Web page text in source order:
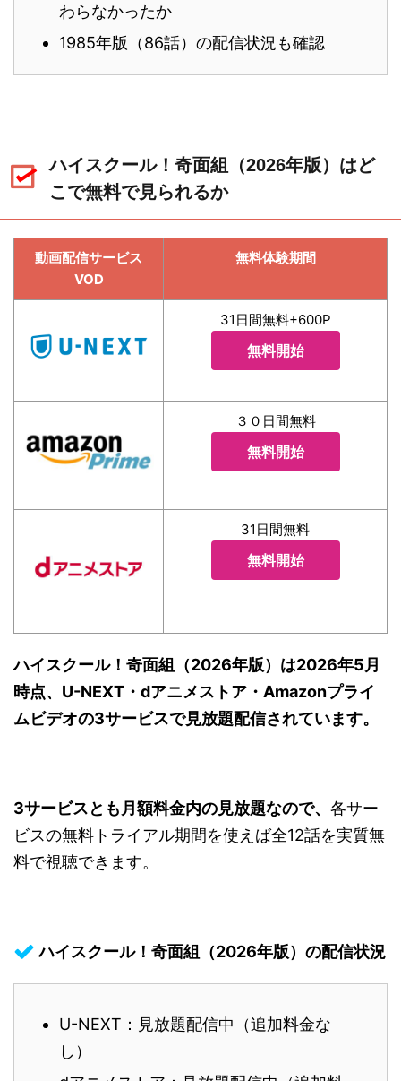
わらなかったか
1985年版（86話）の配信状況も確認
ハイスクール！奇面組（2026年版）はど
こで無料で見られるか
動画配信サービス
VOD
無料体験期間
31日間無料+600P
無料開始
３０日間無料
無料開始
31日間無料
無料開始
ハイスクール！奇面組（2026年版）は2026年5月
時点、U-NEXT・dアニメストア・Amazonプライ
ムビデオの3サービスで見放題配信されています。
3サービスとも月額料金内の見放題なので、 各サー
ビスの無料トライアル期間を使えば全12話を実質無
料で視聴できます。
ハイスクール！奇面組（2026年版）の配信状況
U-NEXT：見放題配信中（追加料金な
し）